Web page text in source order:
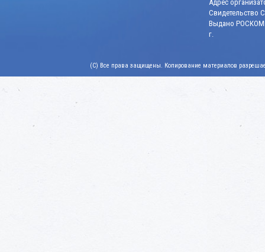
Адрес
Свидетельство
Выдано
г.
(C) Все права защищены. Копирование материалов